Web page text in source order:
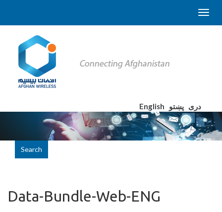
English دری پښتو
Search
Data-Bundle-Web-ENG